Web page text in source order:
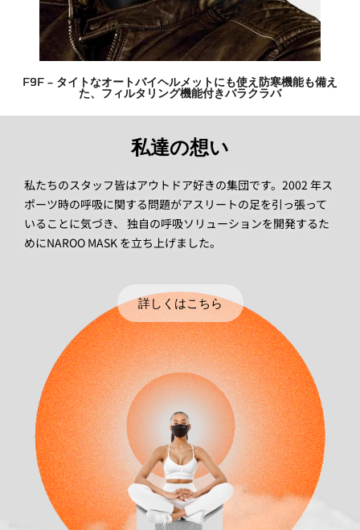
F9F – タイトなオートバイヘルメットにも使え防寒機能も備え
た、フィルタリング機能付きバラクラバ
私達の想い
私たちのスタッフ皆はアウトドア好きの集団です。2002 年ス
ポーツ時の呼吸に関する問題がアスリートの足を引っ張って
いることに気づき、 独自の呼吸ソリューションを開発するた
めにNAROO MASK を立ち上げました。
詳しくはこちら